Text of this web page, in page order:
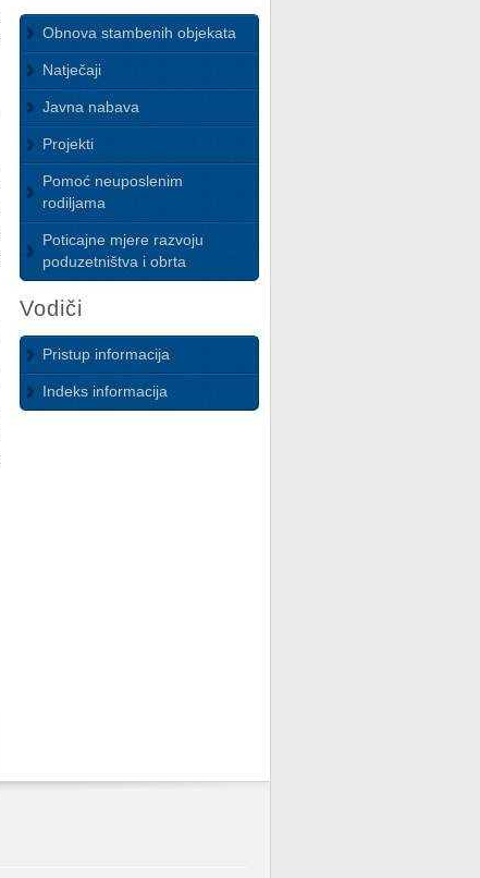
Obnova stambenih objekata
Natječaji
Javna nabava
Projekti
Pomoć neuposlenim
rodiljama
Poticajne mjere razvoju
poduzetništva i obrta
Vodiči
Pristup informacija
Indeks informacija